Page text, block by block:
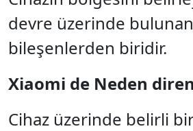
devre üzerinde bulunan
bileşenlerden biridir.
Xiaomi de Neden
Cihaz üzerinde belirli